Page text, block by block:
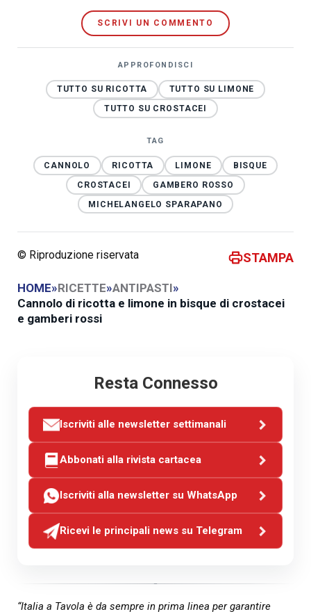
SCRIVI UN COMMENTO
APPROFONDISCI
TUTTO SU RICOTTA
TUTTO SU LIMONE
TUTTO SU CROSTACEI
TAG
CANNOLO RICOTTA LIMONE
BISQUE
CROSTACEI
GAMBERO ROSSO
MICHELANGELO SPARAPANO
© Riproduzione riservata STAMPA
HOME»RICETTE»ANTIPASTI»
Cannolo di ricotta e limone in bisque di crostacei
e gamberi rossi
Resta Connesso
Iscriviti alle newsletter settimanali
Abbonati alla rivista cartacea
Iscriviti alla newsletter su WhatsApp
Ricevi le principali news su Telegram
“Italia a Tavola è da sempre in prima linea per garantire